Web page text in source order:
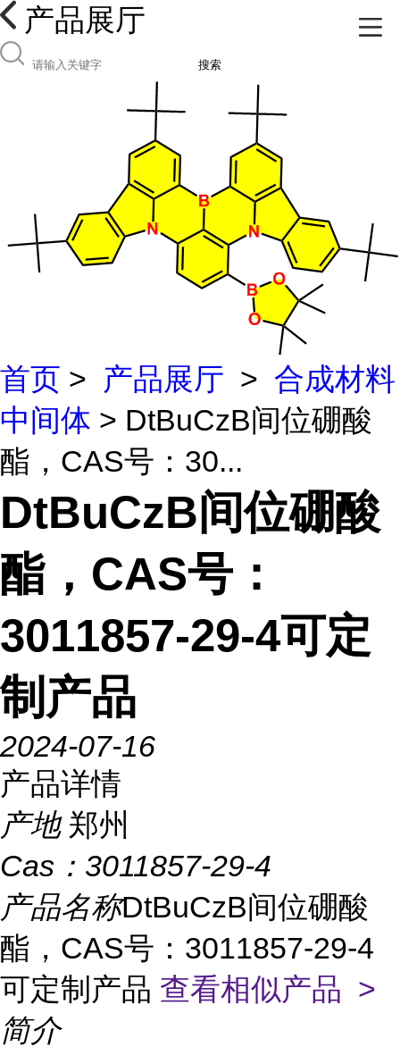
产品展厅
搜索
首页 > 产品展厅 > 合成材料
中间体 > DtBuCzB间位硼酸
酯，CAS号：30...
DtBuCzB间位硼酸
酯，CAS号：
3011857-29-4可定
制产品
2024-07-16
产品详情
产地 郑州
Cas： 3011857-29-4
产品名称DtBuCzB间位硼酸
酯，CAS号：3011857-29-4
可定制产品 查看相似产品 >
简介